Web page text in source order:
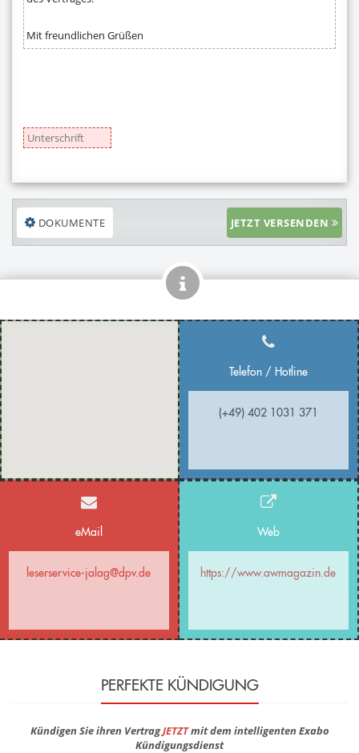
DOKUMENTE JETZT VERSENDEN
Telefon / Hotline
(+49) 402 1031 371
eMail
leserservice-jalag@dpv.de
Web
https://www.awmagazin.de
PERFEKTE KÜNDIGUNG
Kündigen Sie ihren VertragJETZTmit dem intelligenten Exabo
Kündigungsdienst